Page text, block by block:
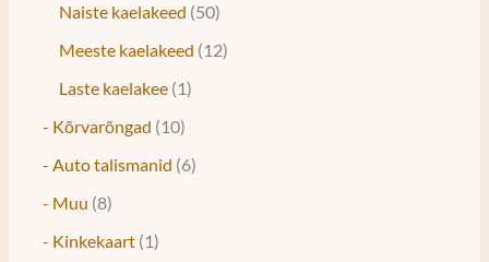
Naiste kaelakeed 50
Meeste kaelakeed
12
Laste kaelakee 1
- Kõrvarõngad
10
- Auto talismanid 6
- Muu 8
- Kinkekaart 1